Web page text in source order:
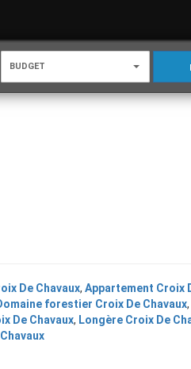
BUDGET
De Chavaux, Appartement Croix
forestier Croix De Chavaux,
De Chavaux, Longère Croix De